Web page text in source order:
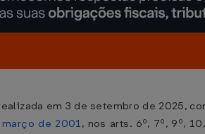
em 3 de setembro de 2025,
de 2001, nos arts. 6º, 7º, 9º,